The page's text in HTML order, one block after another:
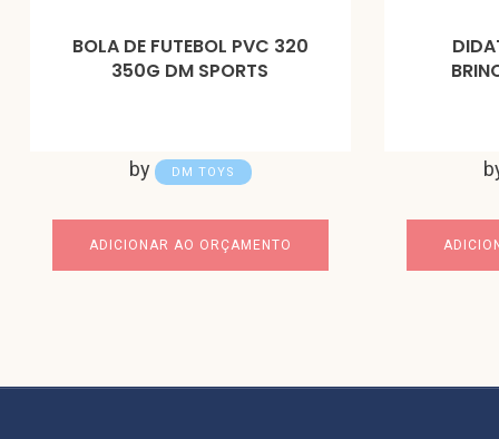
BOLA DE FUTEBOL PVC 320
350G DM SPORTS
by DM TOYS
ADICIONAR AO ORÇAMENTO